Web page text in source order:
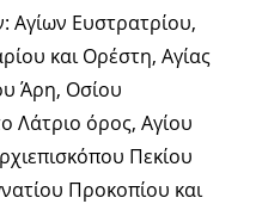
Αγίων Ευστρατρίου,
και Ορέστη, Αγίας
Άρη, Οσίου
Λάτριο όρος, Αγίου
Πεκίου
Προκοπίου και